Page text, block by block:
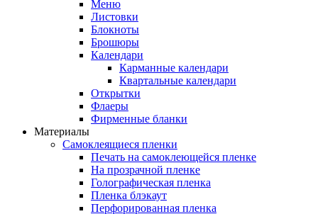
Меню
Листовки
Блокноты
Брошюры
Календари
Карманные календари
Квартальные календари
Открытки
Флаеры
Фирменные бланки
Материалы
Самоклеящиеся пленки
Печать на самоклеющейся пленке
На прозрачной пленке
Голографическая пленка
Пленка блэкаут
Перфорированная пленка